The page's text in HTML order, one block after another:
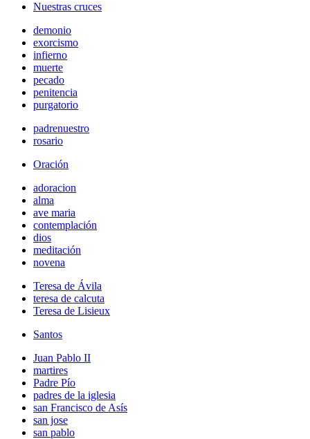
Nuestras cruces
demonio
exorcismo
infierno
muerte
pecado
penitencia
purgatorio
padrenuestro
rosario
Oración
adoracion
alma
ave maria
contemplación
dios
meditación
novena
Teresa de Ávila
teresa de calcuta
Teresa de Lisieux
Santos
Juan Pablo II
martires
Padre Pío
padres de la iglesia
san Francisco de Asís
san jose
san pablo